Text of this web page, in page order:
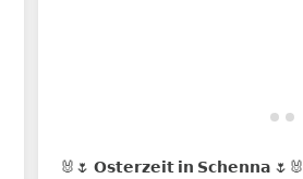
🐰🌷 𝗢𝘀𝘁𝗲𝗿𝘇𝗲𝗶𝘁 𝗶𝗻 𝗦𝗰𝗵𝗲𝗻𝗻𝗮 🌷🐰